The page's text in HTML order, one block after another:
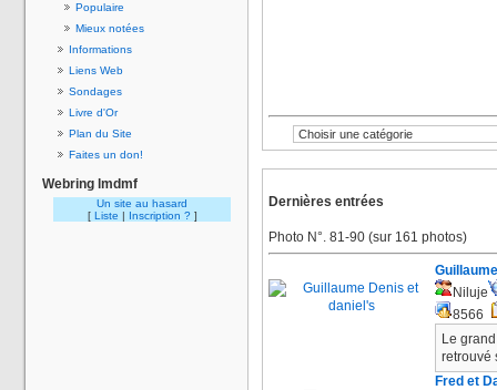
Populaire
Mieux notées
Informations
Liens Web
Sondages
Livre d'Or
Plan du Site
Faites un don!
Webring lmdmf
Un site au hasard
[ Liste | Inscription ? ]
Dernières entrées
Photo N°. 81-90 (sur 161 photos)
Niluje
8566
Le
retrouvé
Fred et